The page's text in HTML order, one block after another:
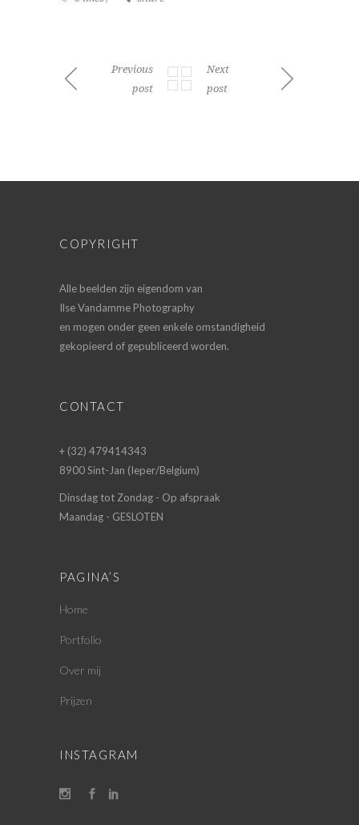
Previous
post
Next
post
COPYRIGHT
Alle beelden zijn eigendom van
Ilse Vandamme Photography
en mogen onder geen enkele omstandigheid
gekopieerd of gepubliceerd worden.
CONTACT
+ (32) 479414343
8900 Sint-Jan (Ieper/Belgium)
Dinsdag tot Zondag - Op afspraak
Maandag - GESLOTEN
PAGINA’S
Home
Portfolio
Over mij
Prijzen
INSTAGRAM